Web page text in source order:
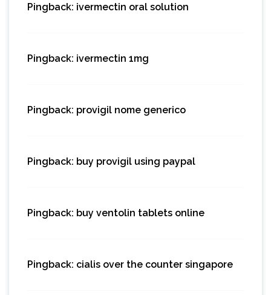
Pingback: ivermectin oral solution
Pingback: ivermectin 1mg
Pingback: provigil nome generico
Pingback: buy provigil using paypal
Pingback: buy ventolin tablets online
Pingback: cialis over the counter singapore